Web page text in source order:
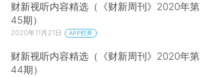
财新视听内容精选（《财新周刊》2020年第
45期）
2020年11月21日 APP打开
财新视听内容精选（《财新周刊》2020年第
44期）